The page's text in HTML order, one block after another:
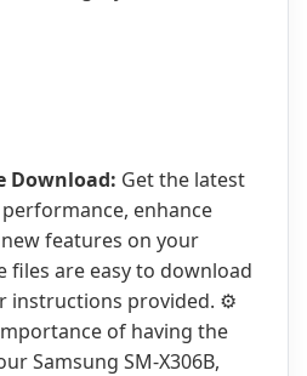
Download: Get the latest
enhance
features on your
files are easy to download
instructions provided. ⚙️
of having the
Samsung SM-X306B,